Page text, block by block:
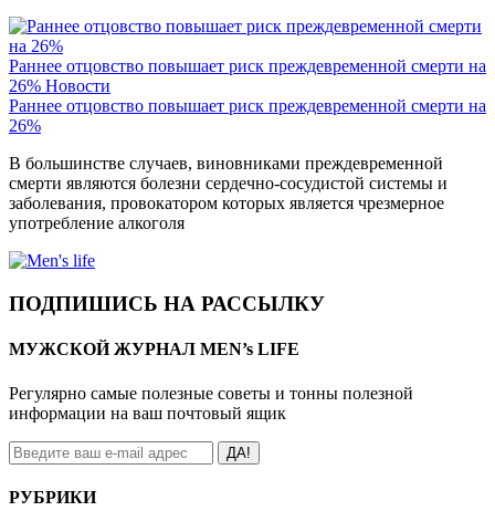
Раннее отцовство повышает риск преждевременной смерти на
26% Новости
Раннее отцовство повышает риск преждевременной смерти на
26%
В большинстве случаев, виновниками преждевременной
смерти являются болезни сердечно-сосудистой системы и
заболевания, провокатором которых является чрезмерное
употребление алкоголя
ПОДПИШИСЬ НА РАССЫЛКУ
МУЖСКОЙ ЖУРНАЛ MEN’s LIFE
Регулярно самые полезные советы и тонны полезной
информации на ваш почтовый ящик
ДА!
РУБРИКИ